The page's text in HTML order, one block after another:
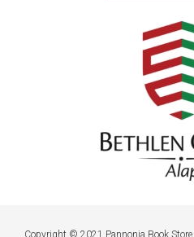
Copyright © 2021 Pannonia Book